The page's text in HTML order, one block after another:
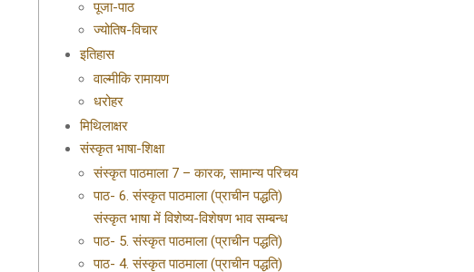
पूजा-पाठ
ज्योतिष-विचार
इतिहास
वाल्मीकि रामायण
धरोहर
मिथिलाक्षर
संस्कृत भाषा-शिक्षा
संस्कृत पाठमाला 7 – कारक, सामान्य परिचय
पाठ- 6. संस्कृत पाठमाला (प्राचीन पद्धति)
संस्कृत भाषा में विशेष्य-विशेषण भाव सम्बन्ध
पाठ- 5. संस्कृत पाठमाला (प्राचीन पद्धति)
पाठ- 4. संस्कृत पाठमाला (प्राचीन पद्धति)